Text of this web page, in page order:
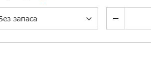
запаса